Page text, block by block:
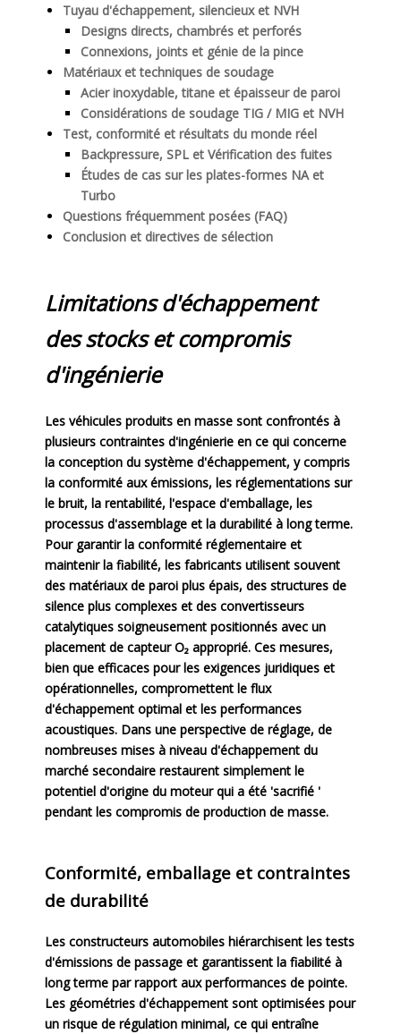
Tuyau d'échappement, silencieux et NVH
Designs directs, chambrés et perforés
Connexions, joints et génie de la pince
Matériaux et techniques de soudage
Acier inoxydable, titane et épaisseur de paroi
Considérations de soudage TIG / MIG et NVH
Test, conformité et résultats du monde réel
Backpressure, SPL et Vérification des fuites
Études de cas sur les plates-formes NA et
Turbo
Questions fréquemment posées (FAQ)
Conclusion et directives de sélection
Limitations d'échappement
des stocks et compromis
d'ingénierie
Les véhicules produits en masse sont confrontés à
plusieurs contraintes d'ingénierie en ce qui concerne
la conception du système d'échappement, y compris
la conformité aux émissions, les réglementations sur
le bruit, la rentabilité, l'espace d'emballage, les
processus d'assemblage et la durabilité à long terme.
Pour garantir la conformité réglementaire et
maintenir la fiabilité, les fabricants utilisent souvent
des matériaux de paroi plus épais, des structures de
silence plus complexes et des convertisseurs
catalytiques soigneusement positionnés avec un
placement de capteur O₂ approprié. Ces mesures,
bien que efficaces pour les exigences juridiques et
opérationnelles, compromettent le flux
d'échappement optimal et les performances
acoustiques. Dans une perspective de réglage, de
nombreuses mises à niveau d'échappement du
marché secondaire restaurent simplement le
potentiel d'origine du moteur qui a été 'sacrifié '
pendant les compromis de production de masse.
Conformité, emballage et contraintes
de durabilité
Les constructeurs automobiles hiérarchisent les tests
d'émissions de passage et garantissent la fiabilité à
long terme par rapport aux performances de pointe.
Les géométries d'échappement sont optimisées pour
un risque de régulation minimal, ce qui entraîne